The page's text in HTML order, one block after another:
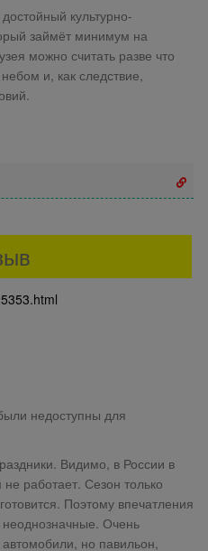
культурно-
займёт минимум на
можно считать разве что
и, как следствие,
недоступны для
Видимо, в России в
работает. Сезон только
Поэтому впечатления
Очень
но павильон,